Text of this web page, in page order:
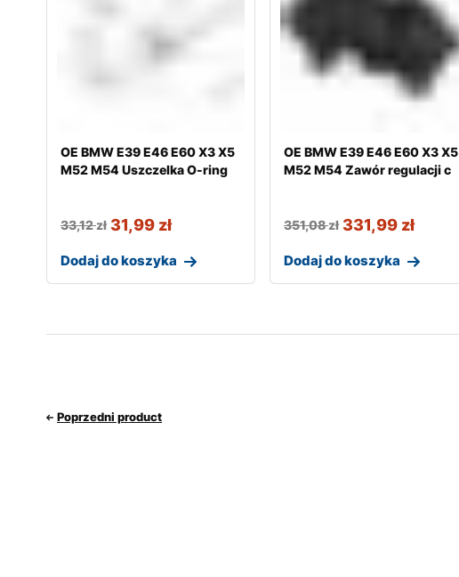
OE BMW E39 E46 E60 X3 X5
M52 M54 Uszczelka O-ring
33,12zł 31,99 zł
Dodaj do koszyka
OE BMW E39 E46 E60 X3 X5
M52 M54 Zawór regulacji c
351,08zł 331,99 zł
Dodaj do koszyka
Poprzedni product